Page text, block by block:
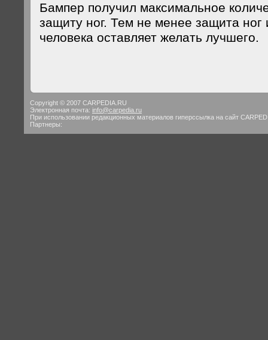
Бампер получил максимальное
защиту ног. Тем не менее защита ног
человека оставляет желать лучшего.
Copyright © 2007 CARPEDIA.RU
Электронная почта: info@carpedia.ru
При использовании редакционных материалов гиперссылка на сайт
Партнеры: